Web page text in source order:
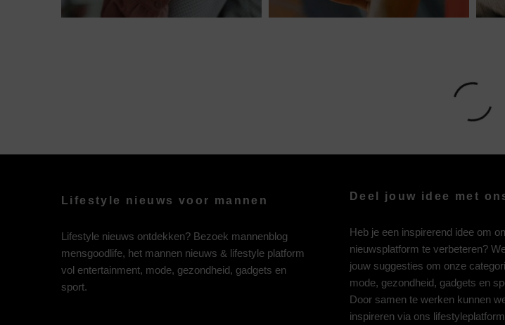
Lifestyle nieuws voor mannen
Lifestyle nieuws ontdekken? Bezoek mannenblog
mensgoodlife, het mannen nieuws & lifestyle platform
vol entertainment, mode, gezondheid, gadgets en
sport.
Deel jouw idee met
Heb je een inspirerend idee om
nieuwsplatform te verbeteren?
jouw suggesties om onze
mode, gezondheid, gadgets en
Door samen te werken kunnen
inspireren via ons